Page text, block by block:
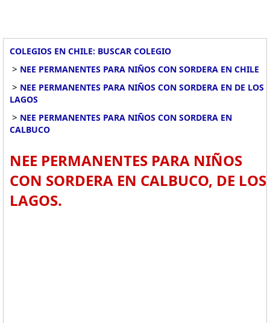
COLEGIOS EN CHILE: BUSCAR COLEGIO
> NEE PERMANENTES PARA NIÑOS CON SORDERA EN CHILE
> NEE PERMANENTES PARA NIÑOS CON SORDERA EN DE LOS
LAGOS
> NEE PERMANENTES PARA NIÑOS CON SORDERA EN
CALBUCO
NEE PERMANENTES PARA NIÑOS
CON SORDERA EN CALBUCO, DE LOS
LAGOS.